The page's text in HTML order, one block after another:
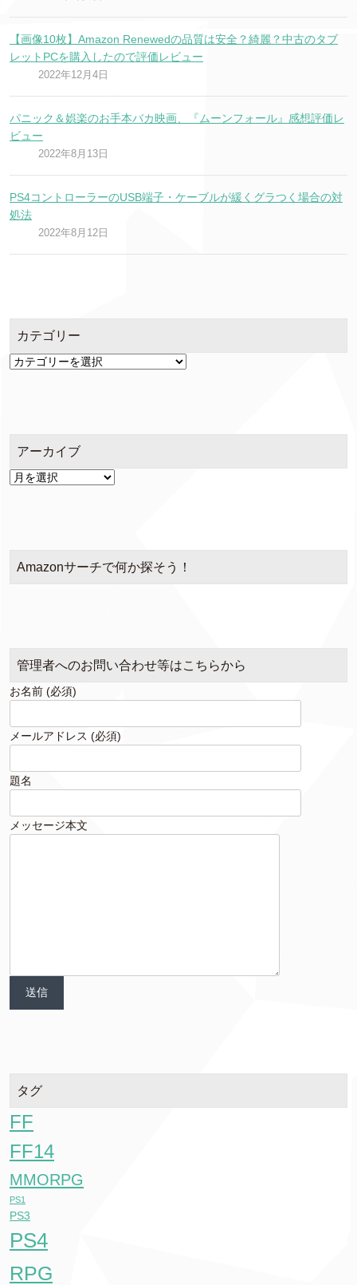
【画像10枚】Amazon Renewedの品質は安全？綺麗？中古のタブ
レットPCを購入したので評価レビュー
2022年12月4日
パニック＆娯楽のお手本バカ映画、『ムーンフォール』感想評価レ
ビュー
2022年8月13日
PS4コントローラーのUSB端子・ケーブルが緩くグラつく場合の対
処法
2022年8月12日
カテゴリー
カ
アーカイブ
ア
Amazonサーチで何か探そう！
管理者へのお問い合わせ等はこちらから
お名前 (必須)
メールアドレス (必須)
題名
メッセージ本文
タグ
FF
FF14
MMORPG
PS1
PS3
PS4
RPG